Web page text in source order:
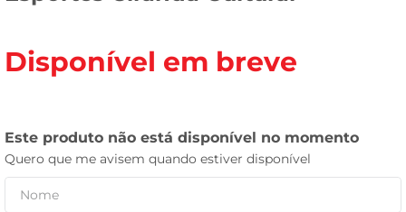
Disponível em breve
leite
celular